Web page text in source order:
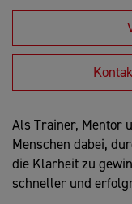
Als Trainer, Mentor
Menschen dabei,
die Klarheit zu
schneller und